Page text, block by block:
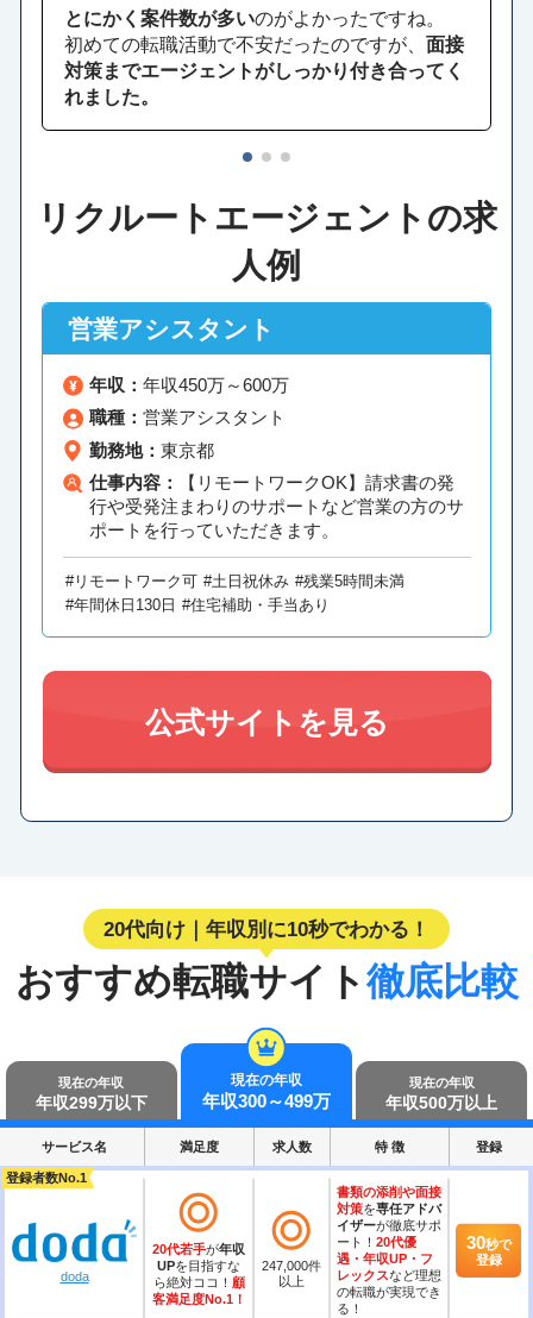
とにかく案件数が多いのがよかったですね。
初めての転職活動で不安だったのですが、 面接
対策までエージェントがしっかり付き合ってく
れました。
リクルートエージェントの求
人例
営業アシスタント
年収： 年収450万～600万
職種： 営業アシスタント
勤務地： 東京都
仕事内容：
【リモートワークOK】請求書の発
行や受発注まわりのサポートなど営業の方のサ
ポートを行っていただきます。
#リモートワーク可 #土日祝休み #残業5時間未満
#年間休日130日 #住宅補助・手当あり
公式サイトを見る
20代向け｜年収別に10秒でわかる！
おすすめ転職サイト徹底比較
現在の年収
年収299万以下
現在の年収
年収300～499万
現在の年収
年収500万 以上
サービス名 満足度 求人数 特 徴 登録
登録者数No.1
doda
20代若手が年収
UPを目指すな
ら絶対ココ！ 顧
客満足度No.1！
247,000件
以上
書類の添削や面接
対策を専任アドバ
イザーが徹底サポ
ート！ 20代優
遇・年収UP・フ
レックスなど理想
の転職が実現でき
る！
30秒で
登録